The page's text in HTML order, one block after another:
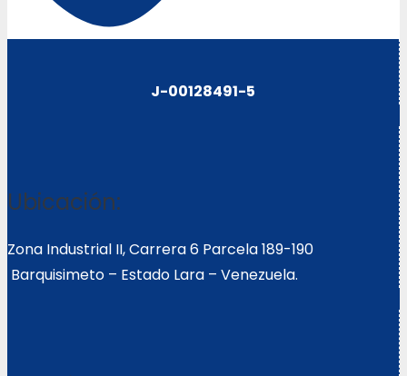
J-00128491-5
Ubicación:
Zona Industrial II, Carrera 6 Parcela 189-190
Barquisimeto – Estado Lara – Venezuela.